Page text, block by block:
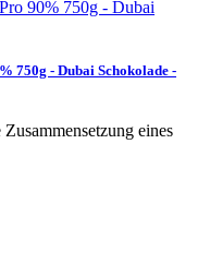
750g - Dubai Schokolade -
eines